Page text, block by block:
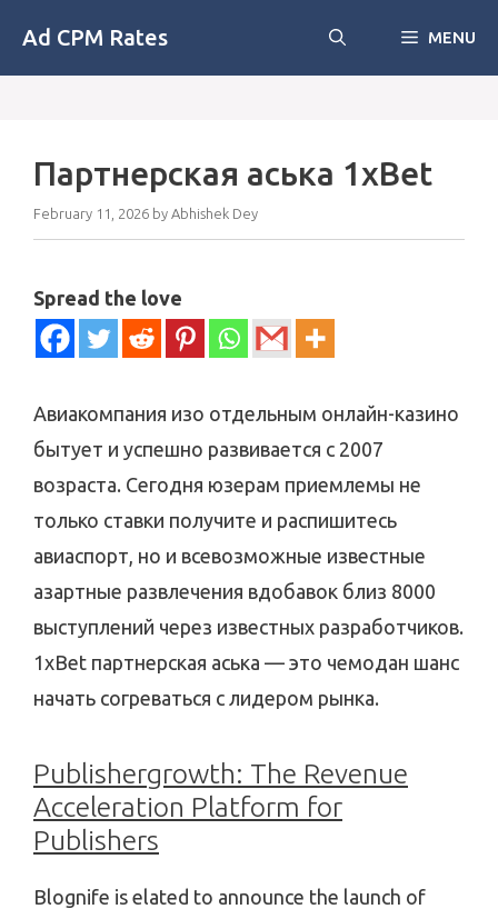
Ad CPM Rates MENU
Партнерская аська 1xBet
February 11, 2026 by Abhishek Dey
Spread the love
Авиакомпания изо отдельным онлайн-казино
бытует и успешно развивается с 2007
возраста. Сегодня юзерам приемлемы не
только ставки получите и распишитесь
авиаспорт, но и всевозможные известные
азартные развлечения вдобавок близ 8000
выступлений через известных разработчиков.
1xBet партнерская аська — это чемодан шанс
начать согреваться с лидером рынка.
Publishergrowth: The Revenue
Acceleration Platform for
Publishers
Blognife is elated to announce the launch of